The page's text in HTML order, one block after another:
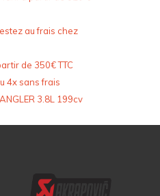
au frais chez
de 350€ TTC
4x sans frais
3.8L 199cv